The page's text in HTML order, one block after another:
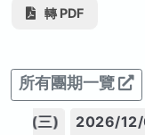
轉 PDF
所有團期一覽
02 (三) 2026/